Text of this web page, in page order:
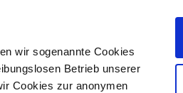
wir sogenannte Cookies
Betrieb unserer
Cookies zur anonymen